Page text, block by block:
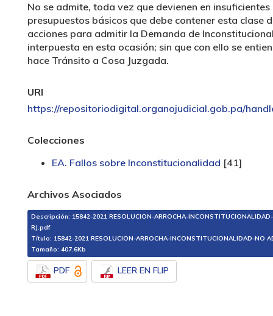
No se admite, toda vez que devienen en insuficientes
presupuestos básicos que debe contener esta clase
acciones para admitir la Demanda de
interpuesta en esta ocasión; sin que con ello se
hace Tránsito a Cosa Juzgada.
URI
https://repositoriodigital.organojudicial.gob.pa/
Colecciones
EA. Fallos sobre Inconstitucionalidad [41]
Archivos Asociados
Descripción: 15842-2021 RESOLUCION-ARROCHA-
RJ.pdf
Título: 15842-2021 RESOLUCION-ARROCHA-INCONSTITUCIONALIDAD-NO
Tamaño: 407.6Kb
PDF LEER EN FLIP